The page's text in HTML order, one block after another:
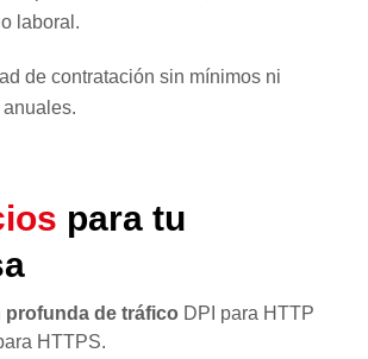
laboral.
de contratación sin mínimos ni
para tu
profunda de tráfico DPI para HTTP
HTTPS.